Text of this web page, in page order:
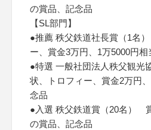
の賞品、記念品
【SL部門】
●推薦 秩父鉄道社長賞（1名
ー、賞金3万円、1万5000円
●特選 一般社団法人秩父観
状、トロフィー、賞金2万円
念品
●入選 秩父鉄道賞（20名）
の賞品、記念品